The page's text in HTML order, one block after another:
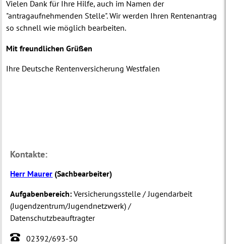
Vielen Dank für Ihre Hilfe, auch im Namen der
"antragaufnehmenden Stelle". Wir werden Ihren Rentenantrag
so schnell wie möglich bearbeiten.
Mit freundlichen Grüßen
Ihre Deutsche Rentenversicherung Westfalen
Kontakte:
Herr Maurer (Sachbearbeiter)
Aufgabenbereich: Versicherungsstelle / Jugendarbeit
(Jugendzentrum/Jugendnetzwerk) /
Datenschutzbeauftragter
02392/693-50